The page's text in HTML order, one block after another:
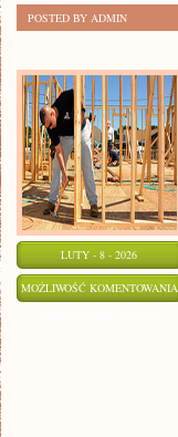
POSTED BY ADMIN
LUTY - 8 - 2026
MOŻLIWOŚĆ KOMENTOWANIA